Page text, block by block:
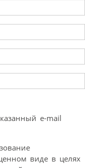
e-mail
виде в целях